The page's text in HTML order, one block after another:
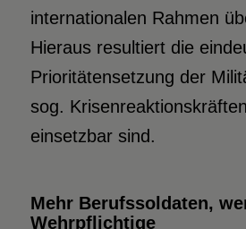
internationalen Rahmen
Hieraus resultiert die
Prioritätensetzung der
sog.
einsetzbar sind.
Mehr Berufssoldaten,
Wehrpflichtige